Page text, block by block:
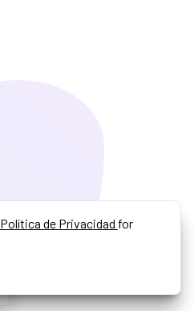
Política de Privacidad for